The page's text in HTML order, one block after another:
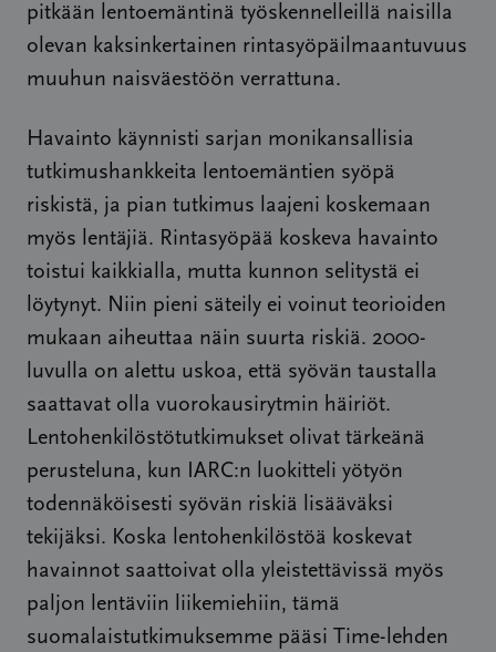
pitkään lentoemäntinä työskennelleillä naisilla
olevan kaksinkertainen rintasyöpäilmaantuvuus
muuhun naisväestöön verrattuna.
Havainto käynnisti sarjan monikansallisia
tutkimushankkeita lentoemäntien syöpä
riskistä, ja pian tutkimus laajeni koskemaan
myös lentäjiä. Rintasyöpää koskeva havainto
toistui kaikkialla, mutta kunnon selitystä ei
löytynyt. Niin pieni säteily ei voinut teorioiden
mukaan aiheuttaa näin suurta riskiä. 2000-
luvulla on alettu uskoa, että syövän taustalla
saattavat olla vuorokausirytmin häiriöt.
Lentohenkilöstötutkimukset olivat tärkeänä
perusteluna, kun IARC:n luokitteli yötyön
todennäköisesti syövän riskiä lisääväksi
tekijäksi. Koska lentohenkilöstöä koskevat
havainnot saattoivat olla yleistettävissä myös
paljon lentäviin liikemiehiin, tämä
suomalaistutkimuksemme pääsi Time-lehden